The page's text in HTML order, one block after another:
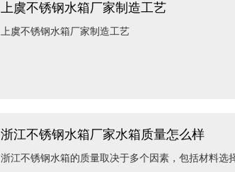
上虞不锈钢水箱厂家制造工艺
上虞不锈钢水箱厂家制造工艺
浙江不锈钢水箱厂家水箱质量怎么样
浙江不锈钢水箱的质量取决于多个因素，包括材料选